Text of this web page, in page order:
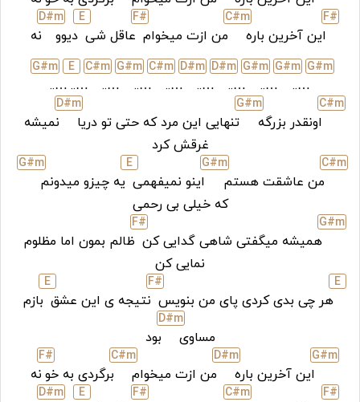
F#
این آخرین باره
C#m
من ازت میخوام
F#
عاقل شی
E
دیوو
D#m
نه
G#m
…..
G#m
…..
G#m
…..
D#m
…..
D#m
…..
C#m
…..
G#m
…..
C#m
…..
E
…..
G#m
C#m
اونقدر بزرگه
G#m
تنهایی این مرد که حتی تو دریا
D#m
نمیشه
غرقش کرد
C#m
من عاشقت هستم
G#m
اینو نمیفهمی
E
یه چیزو میدونم
G#m
که خیلی بی رحمی
G#m
همیشه میگفتی شاهی گدایی کن
F#
ظالم بمون اما مظلوم
نمایی کن
E
هر چی بدی کردی پای من بنویس
F#
نتیجه ی این عشق
E
بازم
مساوی
D#m
بود
G#m
این آخرین باره
D#m
من ازت میخوام
C#m
برگردی به خو
F#
نه
F#
C#m
F#
E
D#m